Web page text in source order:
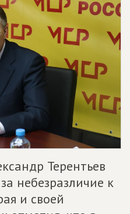
Терентьев
небезразличие к
и своей